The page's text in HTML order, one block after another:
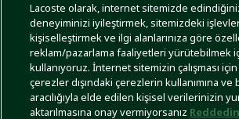
KARGO SEÇENEKLERİ
Lacoste olarak, internet sitemizde
deneyiminizi iyileştirmek, sitemizdeki
kişiselleştirmek ve ilgi alanlarınıza göre
reklam/pazarlama faaliyetleri yürütebilmek
kullanıyoruz. İnternet sitemizin çalışması
çerezler dışındaki çerezlerin kullanımına
aracılığıyla elde edilen kişisel verilerinizin
aktarılmasına onay vermiyorsanız Reddedin